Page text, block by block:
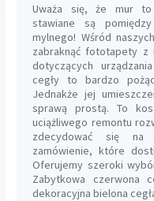
Uważa się, że mur
stawiane są
mylnego! Wśród
zabraknąć fototapety z
dotyczących
cegły to bardzo
Jednakże jej
sprawą prostą. To
uciążliwego remontu
zdecydować się
zamówienie, które
Oferujemy szeroki
Zabytkowa czerwona
dekoracyjna bielona